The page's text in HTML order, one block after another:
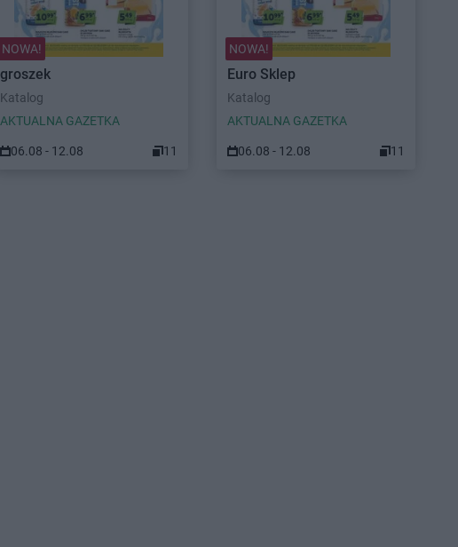
NOWA!
groszek
Katalog
AKTUALNA GAZETKA
06.08 - 12.08 11
NOWA!
Euro Sklep
Katalog
AKTUALNA GAZETKA
06.08 - 12.08 11